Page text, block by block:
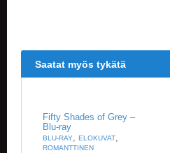
Saatat myös tykätä
Fifty Shades of Grey –
Blu-ray
BLU-RAY, ELOKUVAT,
ROMANTTINEN